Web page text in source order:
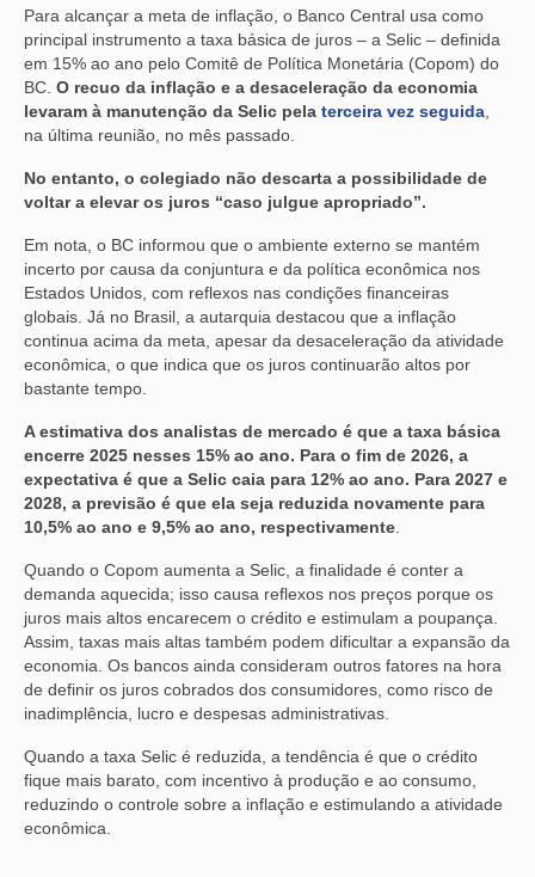
Para alcançar a meta de inflação, o Banco Central usa como
principal instrumento a taxa básica de juros – a Selic – definida
em 15% ao ano pelo Comitê de Política Monetária (Copom) do
BC. O recuo da inflação e a desaceleração da economia
levaram à manutenção da Selic pela terceira vez seguida,
na última reunião, no mês passado.
No entanto, o colegiado não descarta a possibilidade de
voltar a elevar os juros “caso julgue apropriado”.
Em nota, o BC informou que o ambiente externo se mantém
incerto por causa da conjuntura e da política econômica nos
Estados Unidos, com reflexos nas condições financeiras
globais. Já no Brasil, a autarquia destacou que a inflação
continua acima da meta, apesar da desaceleração da atividade
econômica, o que indica que os juros continuarão altos por
bastante tempo.
A estimativa dos analistas de mercado é que a taxa básica
encerre 2025 nesses 15% ao ano. Para o fim de 2026, a
expectativa é que a Selic caia para 12% ao ano. Para 2027 e
2028, a previsão é que ela seja reduzida novamente para
10,5% ao ano e 9,5% ao ano, respectivamente.
Quando o Copom aumenta a Selic, a finalidade é conter a
demanda aquecida; isso causa reflexos nos preços porque os
juros mais altos encarecem o crédito e estimulam a poupança.
Assim, taxas mais altas também podem dificultar a expansão da
economia. Os bancos ainda consideram outros fatores na hora
de definir os juros cobrados dos consumidores, como risco de
inadimplência, lucro e despesas administrativas.
Quando a taxa Selic é reduzida, a tendência é que o crédito
fique mais barato, com incentivo à produção e ao consumo,
reduzindo o controle sobre a inflação e estimulando a atividade
econômica.